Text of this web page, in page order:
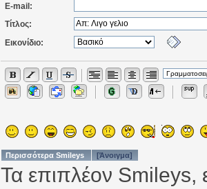
E-mail:
Τίτλος:
Εικονίδιο:
Περισσότερα Smileys [Άνοιγμα]
Τα επιπλέον Smileys,